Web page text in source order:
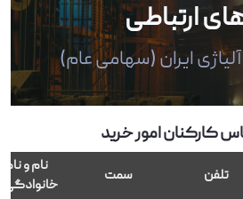
ارتباطی
ایران (سهامی عام)
کارکنان امور خرید
نام و نام
خانوادگی
سمت تلفن